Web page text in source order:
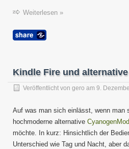
Weiterlesen »
Kindle Fire und
Veröffentlicht von gero am 9.
Auf was man sich einlässt, wenn man
hochmoderne alternative
möchte. In kurz: Hinsichtlich der
Unterschied wie Tag und Nacht, aber